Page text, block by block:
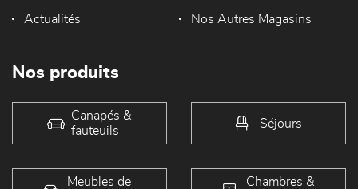
Actualités Nos Autres Magasins
Nos produits
Canapés &
fauteuils
Séjours
Meubles de
Chambres &